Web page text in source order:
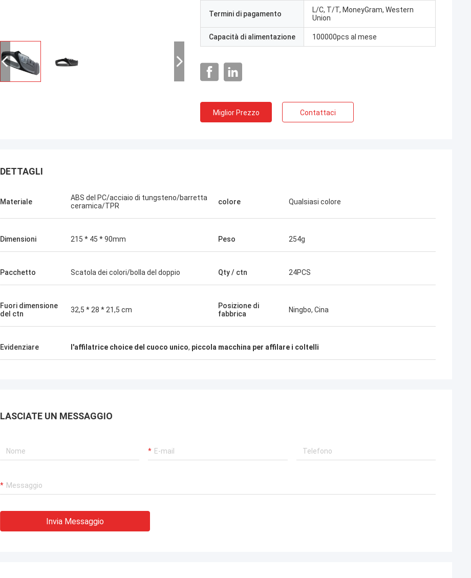
Saftig Bernd
Scilla di Chris
Ora, soltanto Norton, nessun bisogno
Termini di pagamento
L/C, T/T, MoneyGram, Western
Union
Capacità di alimentazione 100000pcs al mese
Miglior Prezzo Contattaci
DETTAGLI
Materiale
ABS del PC/acciaio di tungsteno/barretta
ceramica/TPR
colore Qualsiasi colore
Dimensioni 215 * 45 * 90mm Peso 254g
Pacchetto Scatola dei colori/bolla del doppio Qty / ctn 24PCS
Fuori dimensione
del ctn
32,5 * 28 * 21,5 cm
Posizione di
fabbrica
Ningbo, Cina
Evidenziare l'affilatrice choice del cuoco unico, piccola macchina per affilare i coltelli
LASCIATE UN MESSAGGIO
Invia Messaggio